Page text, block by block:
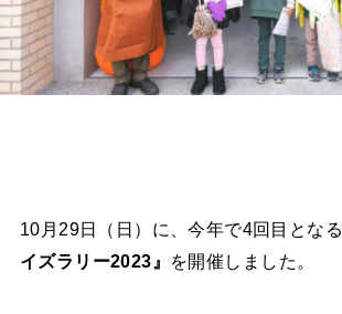
10月29日（日）に、今年で4回目となる
イズラリー2023』
を開催しました。